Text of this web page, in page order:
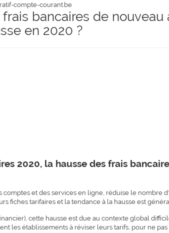
compte-courant.be
frais bancaires de nouveau
en 2020 ?
2020, la hausse des frais
et des services en ligne, réduise le nombre
fiches tarifaires et la tendance à la hausse est
cette hausse est due au contexte global
les établissements à réviser leurs tarifs, pour ne